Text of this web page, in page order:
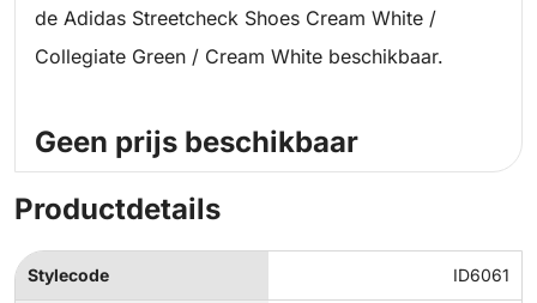
de Adidas Streetcheck Shoes Cream White /
Collegiate Green / Cream White beschikbaar.
Geen prijs beschikbaar
Productdetails
Stylecode ID6061